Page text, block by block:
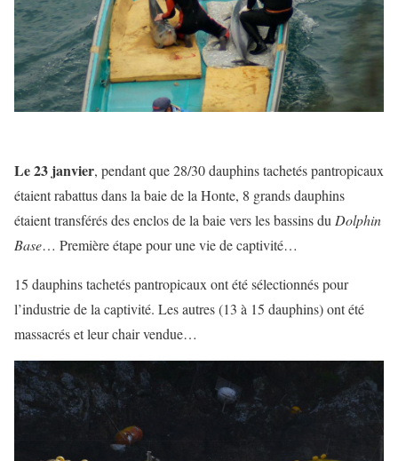
Le 23 janvier, pendant que 28/30 dauphins tachetés pantropicaux
étaient rabattus dans la baie de la Honte, 8 grands dauphins
étaient transférés des enclos de la baie vers les bassins du Dolphin
Base… Première étape pour une vie de captivité…
15 dauphins tachetés pantropicaux ont été sélectionnés pour
l’industrie de la captivité. Les autres (13 à 15 dauphins) ont été
massacrés et leur chair vendue…